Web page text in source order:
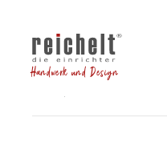
Handwerk und Design